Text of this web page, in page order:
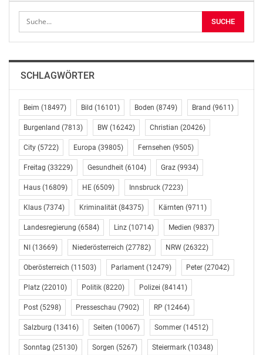
und unserem EU-Abgeordneten Alexander Bernhuber,
die sich mit Nachdruck für diese Lösung und den
problematischem Anbau in Übersee in einen Topf
werfen. Das wäre ein Anschlag auf unsere Betriebe, die
europäischen Eiweißproduktion gewesen. Das
Europäische Parlament hat heute die Notbremse
gezogen“, betont BAUERNBUND-PRÄSIDENT ABG.Z.NR
DI GEORG STRASSER.
LANDWIRTSCHAFTSMINISTER MAG. NORBERT
TOTSCHNIG, MSC, betont: „Wer die europäische
Eiweißversorgung stärken und die Importabhängigkeit
verringern will, darf den heimischen Sojaanbau nicht
schwächen. Soja leistet einen wichtigen Beitrag zur
Ernährungssicherheit, verbessert durch natürliche
Stickstoffbindung die Bodenfruchtbarkeit, bindet CO2
und stärkt die regionale Wertschöpfung. Genau deshalb
habe ich mich bereits im Mai im Agrarministerrat,
unterstützt von neun Mitgliedstaaten, gegen ein Verbot
von Soja als wichtigen erneuerbaren Energieträger
ausgesprochen. Das Europäische Parlament bestätigt
mit seiner heutigen Entscheidung den österreichischen
SCHLAGWÖRTER
Beim (18497) Bild (16101) Boden (8749) Brand (9611)
Burgenland (7813) BW (16242) Christian (20426)
City (5722) Europa (39805) Fernsehen (9505)
Freitag (33229) Gesundheit (6104) Graz (9934)
Haus (16809) HE (6509) Innsbruck (7223)
Klaus (7374) Kriminalität (84375) Kärnten (9711)
Landesregierung (6584) Linz (10714) Medien (9837)
NI (13669) Niederösterreich (27782) NRW (26322)
Oberösterreich (11503) Parlament (12479) Peter (27042)
Platz (22010) Politik (8220) Polizei (84141)
Post (5298) Presseschau (7902) RP (12464)
Salzburg (13416) Seiten (10067) Sommer (14512)
Sonntag (25130) Sorgen (5267) Steiermark (10348)